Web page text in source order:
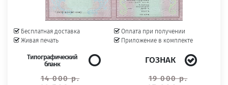
Бесплатная доставка
Живая печать
Оплата при получении
Приложение в комплекте
Типографический
бланк
14 000 р.
ГОЗНАК
19 000 р.